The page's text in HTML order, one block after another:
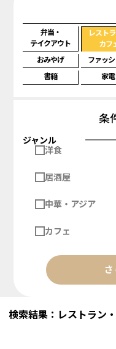
弁当・
テイクアウト
レスト
カフ
おみやげ ファッ
書籍
家電
条
ジャンル
洋食
居酒屋
中華・アジア
カフェ
検索結果：レストラン